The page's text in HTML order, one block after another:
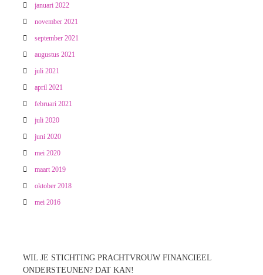
januari 2022
november 2021
september 2021
augustus 2021
juli 2021
april 2021
februari 2021
juli 2020
juni 2020
mei 2020
maart 2019
oktober 2018
mei 2016
WIL JE STICHTING PRACHTVROUW FINANCIEEL
ONDERSTEUNEN? DAT KAN!